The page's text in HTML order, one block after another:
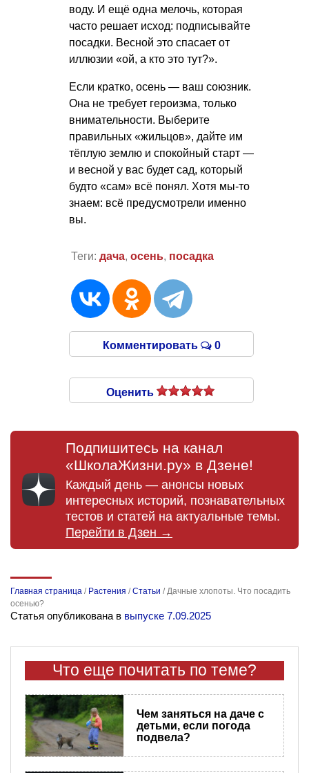
воду. И ещё одна мелочь, которая
часто решает исход: подписывайте
посадки. Весной это спасает от
иллюзии «ой, а кто это тут?».
Если кратко, осень — ваш союзник.
Она не требует героизма, только
внимательности. Выберите
правильных «жильцов», дайте им
тёплую землю и спокойный старт —
и весной у вас будет сад, который
будто «сам» всё понял. Хотя мы-то
знаем: всё предусмотрели именно
вы.
Теги: дача, осень, посадка
Комментировать 0
Оценить
Подпишитесь на канал
«ШколаЖизни.ру» в Дзене!
Каждый день — анонсы новых
интересных историй, познавательных
тестов и статей на актуальные темы.
Перейти в Дзен →
Главная страница / Растения /Статьи /Дачные хлопоты. Что посадить
осенью?
Статья опубликована в выпуске 7.09.2025
Что еще почитать по теме?
Чем заняться на даче с
детьми, если погода
подвела?